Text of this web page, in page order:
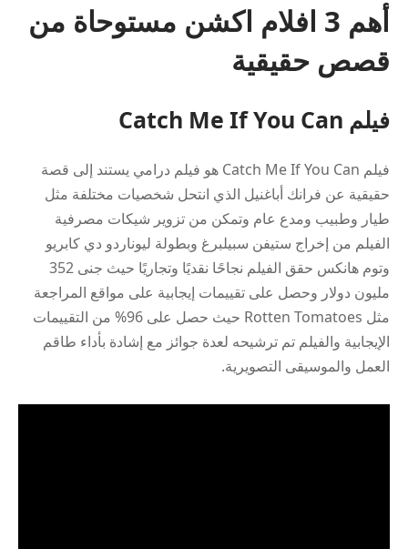
أهم 3 افلام اكشن مستوحاة من
قصص حقيقية
فيلم Catch Me If You Can
فيلم Catch Me If You Can هو فيلم درامي يستند إلى قصة
حقيقية عن فرانك أباغنيل الذي انتحل شخصيات مختلفة مثل
طيار وطبيب ومدع عام وتمكن من تزوير شيكات مصرفية
الفيلم من إخراج ستيفن سبيلبرغ وبطولة ليوناردو دي كابريو
وتوم هانكس حقق الفيلم نجاحًا نقديًا وتجاريًا حيث جنى 352
مليون دولار وحصل على تقييمات إيجابية على مواقع المراجعة
مثل Rotten Tomatoes حيث حصل على 96% من التقييمات
الإيجابية والفيلم تم ترشيحه لعدة جوائز مع إشادة بأداء طاقم
العمل والموسيقى التصويرية.